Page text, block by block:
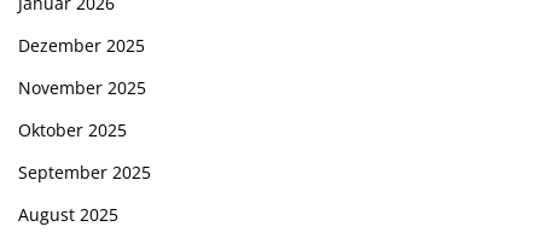
Dezember 2025
November 2025
Oktober 2025
September 2025
August 2025